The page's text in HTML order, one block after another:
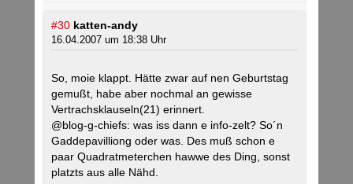
#30 katten-andy
16.04.2007 um 18:38 Uhr
So, moie klappt. Hätte zwar auf nen Geburtstag
gemußt, habe aber nochmal an gewisse
Vertrachsklauseln(21) erinnert.
@blog-g-chiefs: was iss dann e info-zelt? So´n
Gaddepavilliong oder was. Des muß schon e
paar Quadratmeterchen hawwe des Ding, sonst
platzts aus alle Nähd.